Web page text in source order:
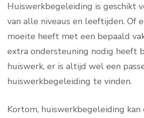
Huiswerkbegeleiding is geschikt
van alle niveaus en leeftijden. Of
moeite heeft met een bepaald
extra ondersteuning nodig heeft
huiswerk, er is altijd wel een
huiswerkbegeleiding te vinden.
Kortom, huiswerkbegeleiding